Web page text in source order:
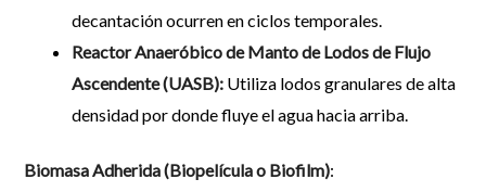
decantación ocurren en ciclos temporales.
Reactor Anaeróbico de Manto de Lodos de Flujo
Ascendente (UASB): Utiliza lodos granulares de alta
densidad por donde fluye el agua hacia arriba.
Biomasa Adherida (Biopelícula o Biofilm):